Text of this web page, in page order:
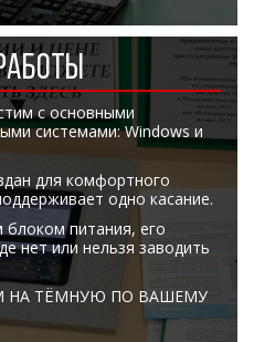
с основными
системами: Windows и
для комфортного
одно касание.
питания, его
нет или нельзя заводить
НА ТЁМНУЮ ПО ВАШЕМУ